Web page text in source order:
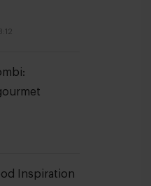
Inspiration